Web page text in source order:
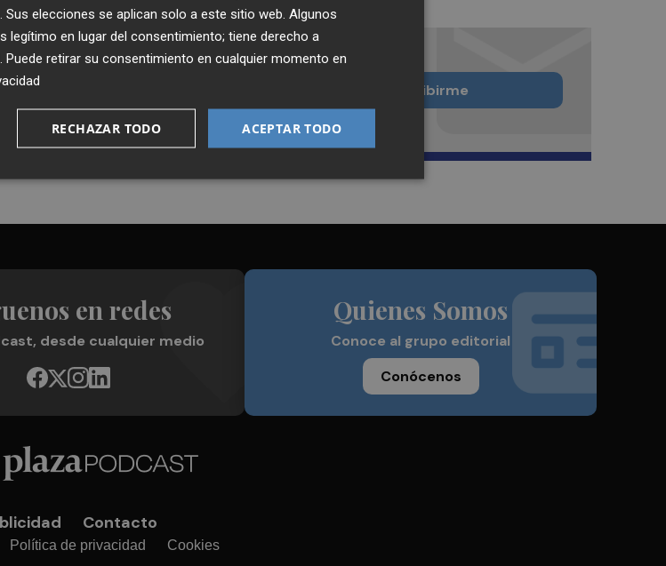
la actualidad de
en tu correo
Quiero suscribirme
en redes
desde cualquier medio
Quienes Somos
Conoce al grupo editorial
Conócenos
Contacto
Política de privacidad Cookies
elecciones se aplican solo a este sitio web. Algunos
legítimo en lugar del consentimiento; tiene derecho a
. Puede retirar su consentimiento en cualquier momento en
ACEPTAR TODO
RECHAZAR TODO